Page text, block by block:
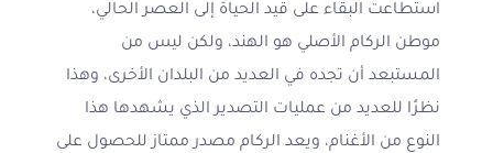
استطاعت البقاء على قيد الحياة إلى العصر الحالي،
موطن الركام الأصلي هو الهند، ولكن ليس من
المستبعد أن تجده في العديد من البلدان الأخرى، وهذا
نظرًا للعديد من عمليات التصدير الذي يشهدها هذا
النوع من الأغنام، ويعد الركام مصدر ممتاز للحصول على